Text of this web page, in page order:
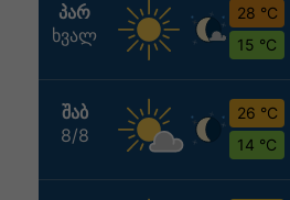
ᲞᲐᲠ
ხვალ
28 °C
15 °C
ᲨᲐᲑ
8/8
26 °C
14 °C